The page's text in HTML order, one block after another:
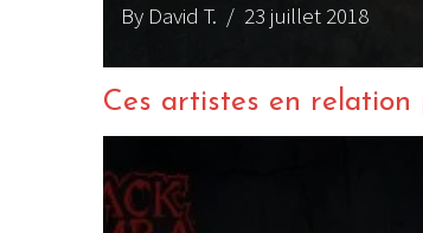
By David T. / 23 juillet 2018
Ces artistes en relation